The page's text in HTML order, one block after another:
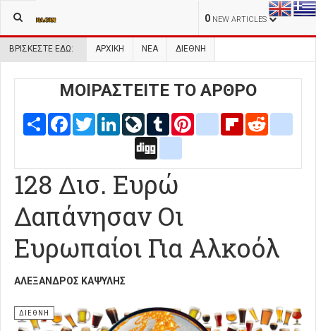
0 NEW ARTICLES
ΒΡΊΣΚΕΣΤΕ ΕΔΏ: ΑΡΧΙΚΉ ΝΕΑ ΔΙΕΘΝΗ
ΜΟΙΡΑΣΤΕΙΤΕ ΤΟ ΑΡΘΡΟ
Share FacebookTwitterLinkedInLiveJournal
Tumblr Pinterestblogger_post
Flipboard
128 Δισ. Ευρώ
Δαπάνησαν Οι
Ευρωπαίοι Για Αλκοόλ
ΑΛΈΞΑΝΔΡΟΣ ΚΑΨΎΛΗΣ
ΔΙΕΘΝΗ